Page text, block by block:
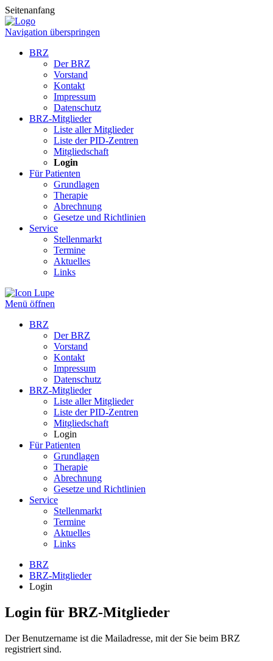
Seitenanfang
Navigation überspringen
BRZ
Der BRZ
Vorstand
Kontakt
Impressum
Datenschutz
BRZ-Mitglieder
Liste aller Mitglieder
Liste der PID-Zentren
Mitgliedschaft
Login
Für Patienten
Grundlagen
Therapie
Abrechnung
Gesetze und Richtlinien
Service
Stellenmarkt
Termine
Aktuelles
Links
Menü öffnen
BRZ
Der BRZ
Vorstand
Kontakt
Impressum
Datenschutz
BRZ-Mitglieder
Liste aller Mitglieder
Liste der PID-Zentren
Mitgliedschaft
Login
Für Patienten
Grundlagen
Therapie
Abrechnung
Gesetze und Richtlinien
Service
Stellenmarkt
Termine
Aktuelles
Links
BRZ
BRZ-Mitglieder
Login
Login für BRZ-Mitglieder
Der Benutzername ist die Mailadresse, mit der Sie beim BRZ
registriert sind.